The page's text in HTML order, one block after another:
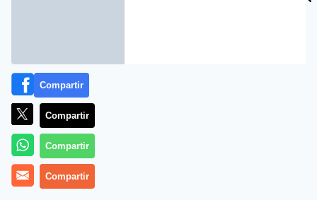
Más información
Compartir
Compartir
Compartir
Compartir